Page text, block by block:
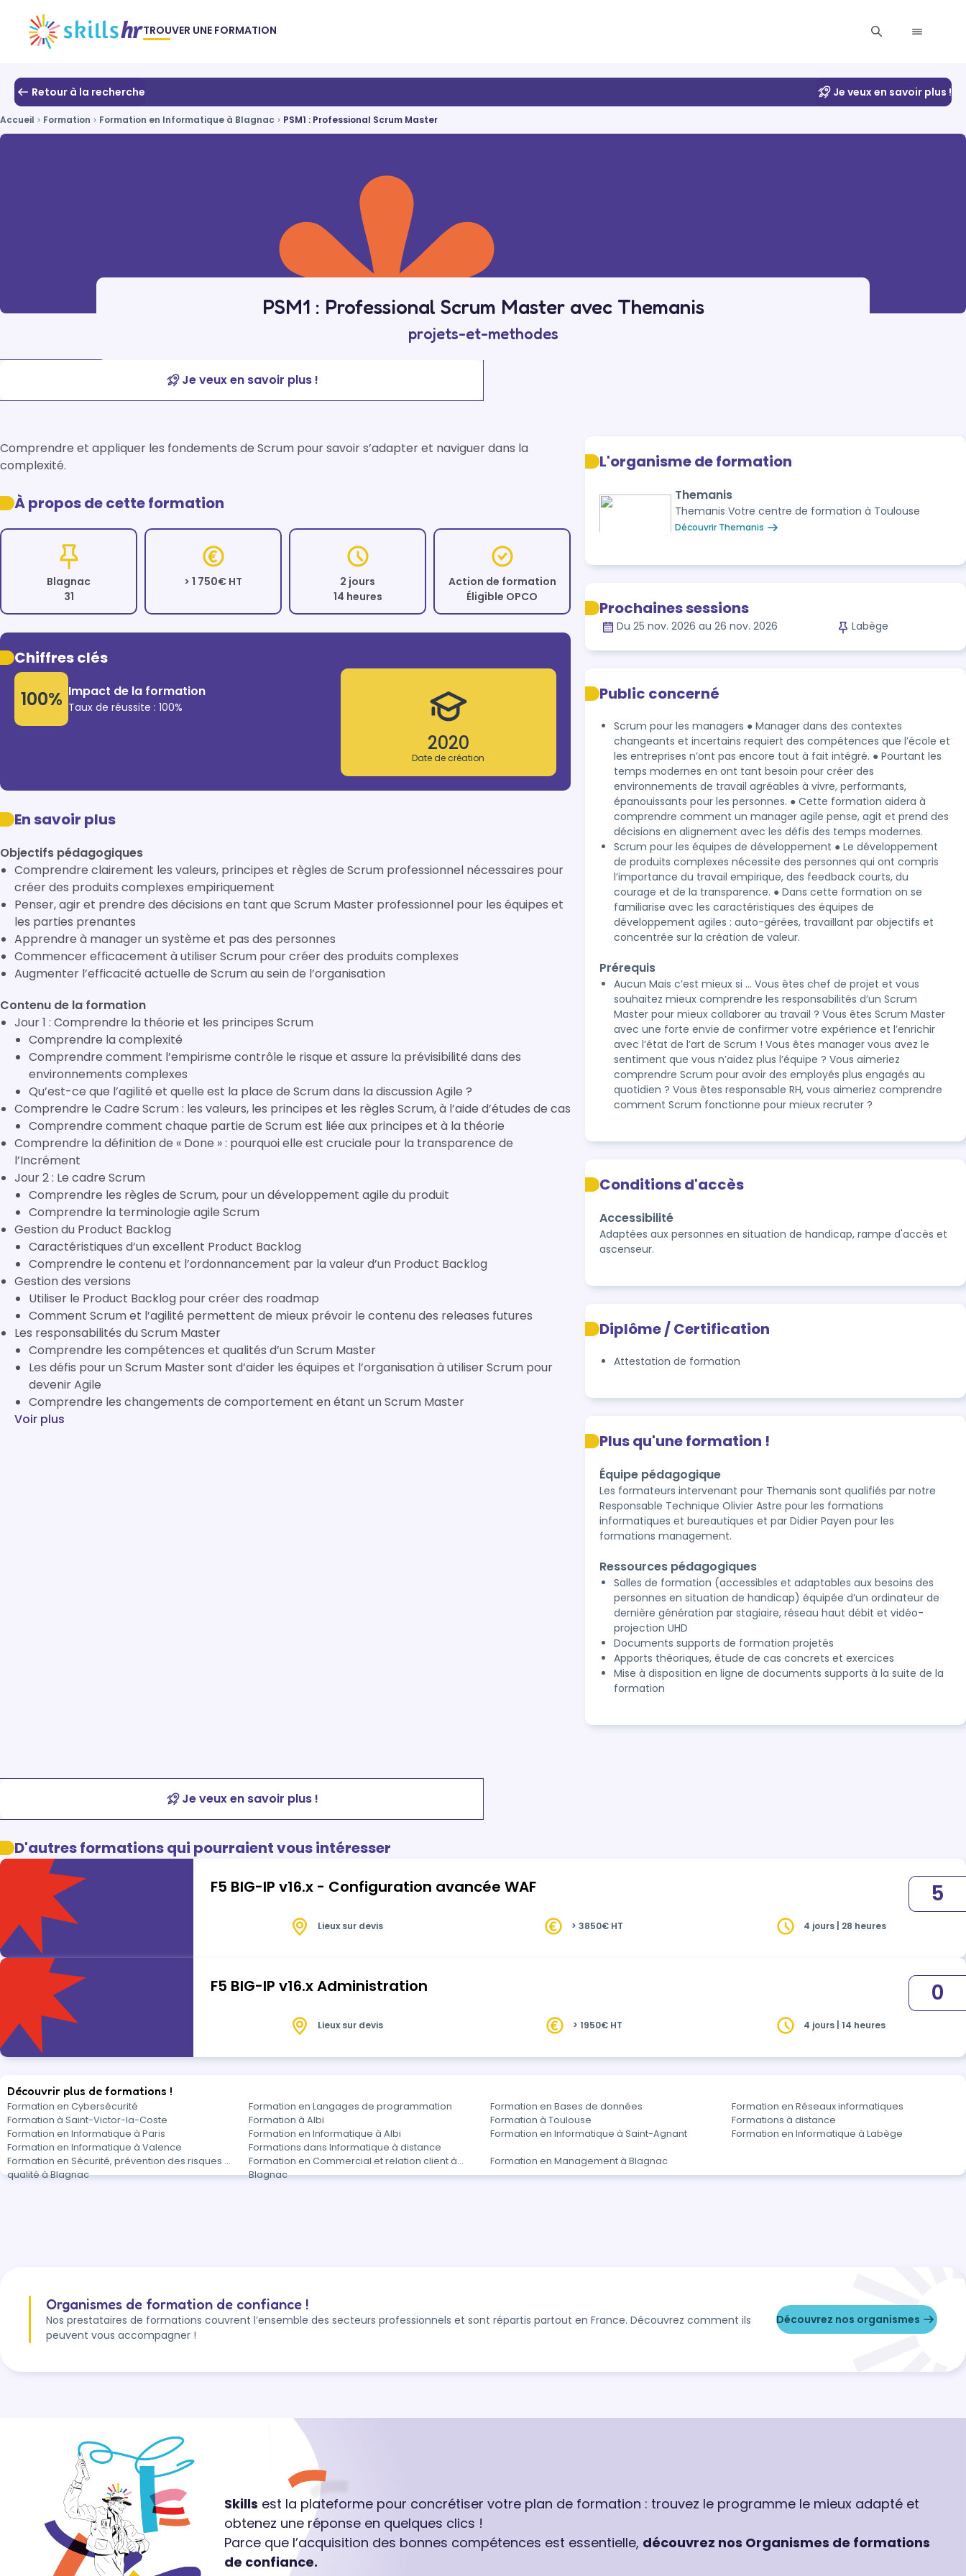
TROUVER UNE FORMATION
Retour à la recherche Je veux en savoir plus !
Accueil Formation Formation en Informatique à Blagnac PSM1 : Professional Scrum Master
PSM1 : Professional Scrum Master avec Themanis
projets-et-methodes
Je veux en savoir plus !
Comprendre et appliquer les fondements de Scrum pour savoir s’adapter et naviguer dans la
complexité.
À propos de cette formation
Blagnac
31
> 1 750€ HT
2 jours
14 heures
Action de formation
Éligible OPCO
Chiffres clés
100% Impact de la formation
Taux de réussite : 100%
2020
Date de création
En savoir plus
Objectifs pédagogiques
Comprendre clairement les valeurs, principes et règles de Scrum professionnel nécessaires pour
créer des produits complexes empiriquement
Penser, agir et prendre des décisions en tant que Scrum Master professionnel pour les équipes et
les parties prenantes
Apprendre à manager un système et pas des personnes
Commencer efficacement à utiliser Scrum pour créer des produits complexes
Augmenter l’efficacité actuelle de Scrum au sein de l’organisation
Contenu de la formation
Jour 1 : Comprendre la théorie et les principes Scrum
Comprendre la complexité
Comprendre comment l’empirisme contrôle le risque et assure la prévisibilité dans des
environnements complexes
Qu’est-ce que l’agilité et quelle est la place de Scrum dans la discussion Agile ?
Comprendre le Cadre Scrum : les valeurs, les principes et les règles Scrum, à l’aide d’études de cas
Comprendre comment chaque partie de Scrum est liée aux principes et à la théorie
Comprendre la définition de « Done » : pourquoi elle est cruciale pour la transparence de
l’Incrément
Jour 2 : Le cadre Scrum
Comprendre les règles de Scrum, pour un développement agile du produit
Comprendre la terminologie agile Scrum
Gestion du Product Backlog
Caractéristiques d’un excellent Product Backlog
Comprendre le contenu et l’ordonnancement par la valeur d’un Product Backlog
Gestion des versions
Utiliser le Product Backlog pour créer des roadmap
Comment Scrum et l’agilité permettent de mieux prévoir le contenu des releases futures
Les responsabilités du Scrum Master
Comprendre les compétences et qualités d’un Scrum Master
Les défis pour un Scrum Master sont d’aider les équipes et l’organisation à utiliser Scrum pour
devenir Agile
Comprendre les changements de comportement en étant un Scrum Master
Voir plus
L'organisme de formation
Themanis
Themanis Votre centre de formation à Toulouse
Découvrir Themanis
Prochaines sessions
Du 25 nov. 2026 au 26 nov. 2026 Labège
Public concerné
Scrum pour les managers ● Manager dans des contextes
changeants et incertains requiert des compétences que l’école et
les entreprises n’ont pas encore tout à fait intégré. ● Pourtant les
temps modernes en ont tant besoin pour créer des
environnements de travail agréables à vivre, performants,
épanouissants pour les personnes. ● Cette formation aidera à
comprendre comment un manager agile pense, agit et prend des
décisions en alignement avec les défis des temps modernes.
Scrum pour les équipes de développement ● Le développement
de produits complexes nécessite des personnes qui ont compris
l’importance du travail empirique, des feedback courts, du
courage et de la transparence. ● Dans cette formation on se
familiarise avec les caractéristiques des équipes de
développement agiles : auto-gérées, travaillant par objectifs et
concentrée sur la création de valeur.
Prérequis
Aucun Mais c’est mieux si … Vous êtes chef de projet et vous
souhaitez mieux comprendre les responsabilités d’un Scrum
Master pour mieux collaborer au travail ? Vous êtes Scrum Master
avec une forte envie de confirmer votre expérience et l’enrichir
avec l’état de l’art de Scrum ! Vous êtes manager vous avez le
sentiment que vous n’aidez plus l’équipe ? Vous aimeriez
comprendre Scrum pour avoir des employés plus engagés au
quotidien ? Vous êtes responsable RH, vous aimeriez comprendre
comment Scrum fonctionne pour mieux recruter ?
Conditions d'accès
Accessibilité
Adaptées aux personnes en situation de handicap, rampe d'accès et
ascenseur.
Diplôme / Certification
Attestation de formation
Plus qu'une formation !
Équipe pédagogique
Les formateurs intervenant pour Themanis sont qualifiés par notre
Responsable Technique Olivier Astre pour les formations
informatiques et bureautiques et par Didier Payen pour les
formations management.
Ressources pédagogiques
Salles de formation (accessibles et adaptables aux besoins des
personnes en situation de handicap) équipée d’un ordinateur de
dernière génération par stagiaire, réseau haut débit et vidéo-
projection UHD
Documents supports de formation projetés
Apports théoriques, étude de cas concrets et exercices
Mise à disposition en ligne de documents supports à la suite de la
formation
Je veux en savoir plus !
D'autres formations qui pourraient vous intéresser
F5 BIG-IP v16.x - Configuration avancée WAF
5
Lieux sur devis > 3850€ HT 4 jours | 28 heures
F5 BIG-IP v16.x Administration 0
Lieux sur devis > 1950€ HT 4 jours | 14 heures
Découvrir plus de formations !
Formation en Cybersécurité Formation en Langages de programmation Formation en Bases de données
Formation en Réseaux informatiques
Formation à Saint-Victor-la-Coste
Formation à Albi Formation à Toulouse
Formations à distance
Formation en Informatique à Paris
Formation en Informatique à Albi Formation en Informatique à Saint-Agnant
Formation en Informatique à Labège
Formation en Informatique à Valence
Formations dans Informatique à distance
Formation en Sécurité, prévention des risques et
qualité à Blagnac
Formation en Commercial et relation client à
Blagnac
Formation en Management à Blagnac
Organismes de formation de confiance !
Nos prestataires de formations couvrent l’ensemble des secteurs professionnels et sont répartis partout en France. Découvrez comment ils
peuvent vous accompagner !
Découvrez nos organismes
Skills est la plateforme pour concrétiser votre plan de formation : trouvez le programme le mieux adapté et
obtenez une réponse en quelques clics !
Parce que l’acquisition des bonnes compétences est essentielle, découvrez nos Organismes de formations
de confiance.